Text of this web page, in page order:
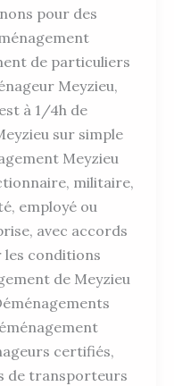
pour des
de particuliers
Meyzieu,
à 1/4h de
sur simple
Meyzieu
militaire,
employé ou
avec accords
conditions
de Meyzieu
certifiés,
de transporteurs